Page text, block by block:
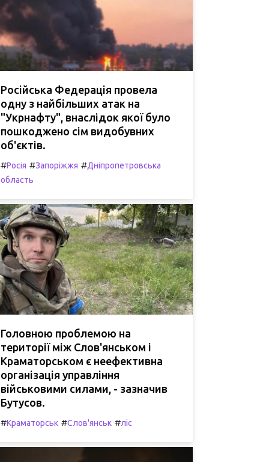
Російська Федерація провела
одну з найбільших атак на
"Укрнафту", внаслідок якої було
пошкоджено сім видобувних
об'єктів.
#Росія #Запоріжжя #Дніпропетровська
область
Головною проблемою на
території між Слов'янськом і
Краматорськом є неефективна
організація управління
військовими силами, - зазначив
Бутусов.
#Краматорськ #Слов'янськ #ліс